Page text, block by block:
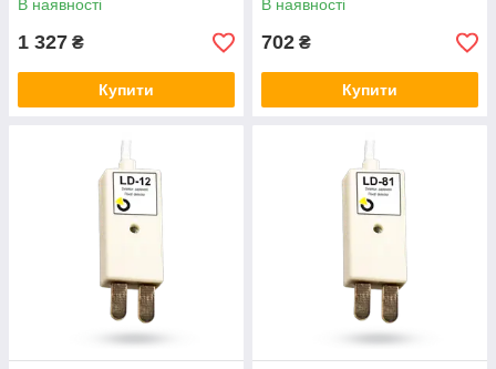
В наявності
1 327 ₴
Купити
В наявності
702 ₴
Купити